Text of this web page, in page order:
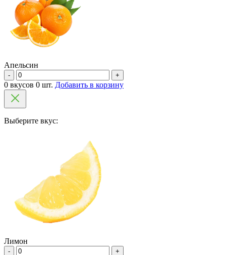
Апельсин
- +
0 вкусов 0 шт. Добавить в корзину
Выберите вкус:
Лимон
- +